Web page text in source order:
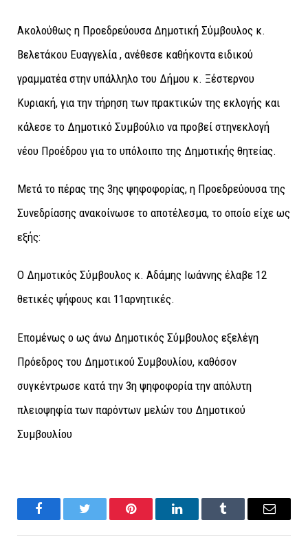
Ακολούθως η Προεδρεύουσα Δημοτική Σύμβουλος κ.
Βελετάκου Ευαγγελία , ανέθεσε καθήκοντα ειδικού
γραμματέα στην υπάλληλο του Δήμου κ. Ξέστερνου
Κυριακή, για την τήρηση των πρακτικών της εκλογής και
κάλεσε το Δημοτικό Συμβούλιο να προβεί στηνεκλογή
νέου Προέδρου για το υπόλοιπο της Δημοτικής θητείας.
Μετά το πέρας της 3ης ψηφοφορίας, η Προεδρεύουσα της
Συνεδρίασης ανακοίνωσε το αποτέλεσμα, το οποίο είχε ως
εξής:
Ο Δημοτικός Σύμβουλος κ. Αδάμης Ιωάννης έλαβε 12
θετικές ψήφους και 11αρνητικές.
Επομένως ο ως άνω Δημοτικός Σύμβουλος εξελέγη
Πρόεδρος του Δημοτικού Συμβουλίου, καθόσον
συγκέντρωσε κατά την 3η ψηφοφορία την απόλυτη
πλειοψηφία των παρόντων μελών του Δημοτικού
Συμβουλίου
FacebookTwitter Pinterest LinkedInTumblr Email